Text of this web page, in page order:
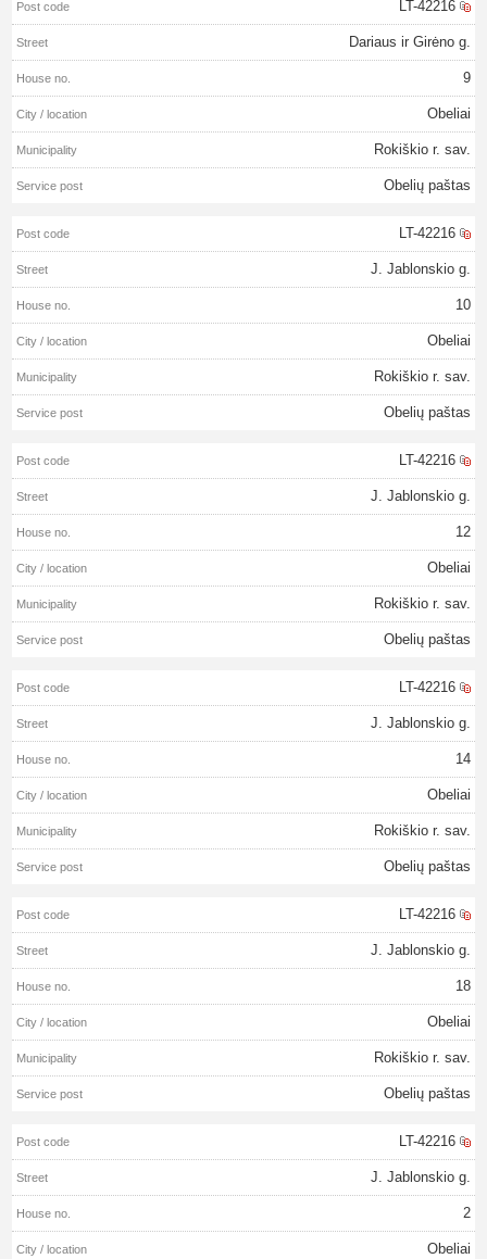
LT-42216
Dariaus ir Girėno g.
9
Obeliai
Rokiškio r. sav.
Obelių paštas
LT-42216
J. Jablonskio g.
10
Obeliai
Rokiškio r. sav.
Obelių paštas
LT-42216
J. Jablonskio g.
12
Obeliai
Rokiškio r. sav.
Obelių paštas
LT-42216
J. Jablonskio g.
14
Obeliai
Rokiškio r. sav.
Obelių paštas
LT-42216
J. Jablonskio g.
18
Obeliai
Rokiškio r. sav.
Obelių paštas
LT-42216
J. Jablonskio g.
2
Obeliai